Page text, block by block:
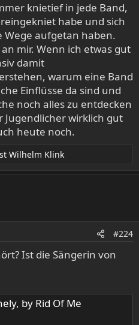
knietief in jede Band,
habe und sich
aufgetan haben.
mir. Wenn ich etwas gut
damit
warum eine Band
Einflüsse da sind und
noch alles zu entdecken
Jugendlicher wirklich gut
heute noch.
Wilhelm Klink
#224
Ist die Sängerin von
by Rid Of Me